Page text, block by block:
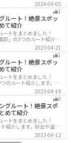
知県にツーリングに行く
2024-04-05
1
ルート！絶景スポッ
て紹介
トをまとめました！
部」の3つのルート紹介し
な景色や歴史文化に触れ
ます。バイクで青森県に
ください。
2023-04-21
1
ルート！絶景スポッ
て紹介
トをまとめました！
のルート紹介します。自
在し、四季折々の景色を
す。バイクで秋田県にツ
ださい。
2023-04-19
0
グルート！絶景スポ
めて紹介
トをまとめました！
紹介します。砂丘や温泉
るスポットが多数あるの
にツーリングに行く際は
2023-04-12